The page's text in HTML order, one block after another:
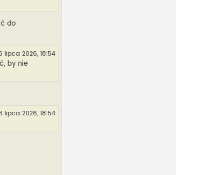
do
lipca 2026, 18:54
by nie
lipca 2026, 18:54